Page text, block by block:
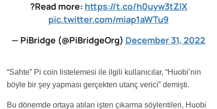
?Read more: https://t.co/h0uyw3tZIX
pic.twitter.com/miap1aWTu9
— PiBridge (@PiBridgeOrg) December 31, 2022
“Sahte” Pi coin listelemesi ile ilgili kullanıcılar, “Huobi’nin
böyle bir şey yapması gerçekten utanç verici” demişti.
Bu dönemde ortaya atılan işten çıkarma söylentileri, Huobi